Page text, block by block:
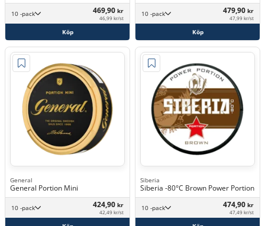
10 -pack 469,90 kr
46,99 kr/st
Köp
10 -pack 479,90 kr
47,99 kr/st
Köp
General
General Portion Mini
10 -pack 424,90 kr
42,49 kr/st
Siberia
Siberia -80°C Brown Power Portion
10 -pack 474,90 kr
47,49 kr/st